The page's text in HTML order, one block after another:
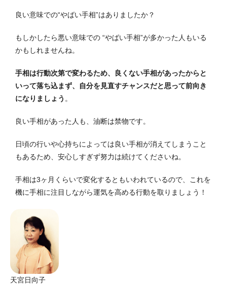
良い意味での“やばい手相”はありましたか？
もしかしたら悪い意味での “やばい手相”が多かった人もいる
かもしれませんね。
手相は行動次第で変わるため、良くない手相があったからと
いって落ち込まず、自分を見直すチャンスだと思って前向き
になりましょう 。
良い手相があった人も、油断は禁物です。
日頃の行いや心持ちによっては良い手相が消えてしまうこと
もあるため、安心しすぎず努力は続けてくださいね。
手相は3ヶ月くらいで変化するともいわれているので、これを
機に手相に注目しながら運気を高める行動を取りましょう！
天宮日向子